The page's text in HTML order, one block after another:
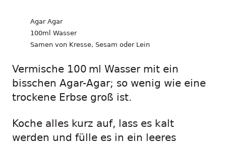
Agar Agar
100ml Wasser
Samen von Kresse, Sesam oder Lein
Vermische 100 ml Wasser mit ein
bisschen Agar-Agar; so wenig wie eine
trockene Erbse groß ist.
Koche alles kurz auf, lass es kalt
werden und fülle es in ein leeres